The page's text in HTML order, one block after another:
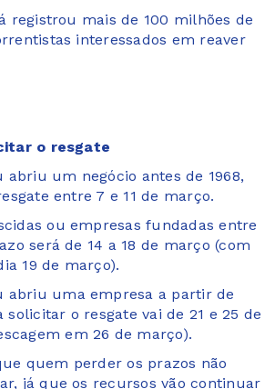
registrou mais de 100 milhões de
interessados em reaver
o resgate
abriu um negócio antes de 1968,
entre 7 e 11 de março.
ou empresas fundadas entre
será de 14 a 18 de março (com
19 de março).
abriu uma empresa a partir de
solicitar o resgate vai de 21 e 25 de
em 26 de março).
quem perder os prazos não
já que os recursos vão continuar